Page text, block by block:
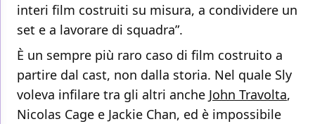
interi film costruiti su misura, a condividere un
set e a lavorare di squadra”.
È un sempre più raro caso di film costruito a
partire dal cast, non dalla storia. Nel quale Sly
voleva infilare tra gli altri anche John Travolta,
Nicolas Cage e Jackie Chan, ed è impossibile